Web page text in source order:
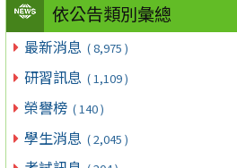
依公告類別彙總
最新消息 ( 8,975 )
研習訊息 ( 1,109 )
榮譽榜 ( 140 )
學生消息 ( 2,045 )